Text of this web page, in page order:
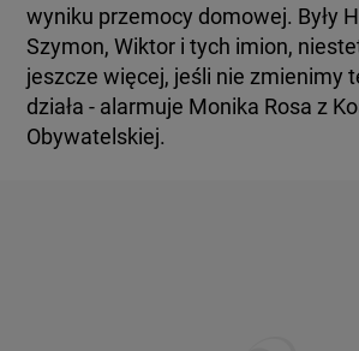
wyniku przemocy domowej. Były
Szymon, Wiktor i tych imion,
jeszcze więcej, jeśli nie zmienimy
działa - alarmuje Monika Rosa z
Obywatelskiej.